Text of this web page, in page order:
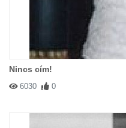
Nincs cím!
6030 0